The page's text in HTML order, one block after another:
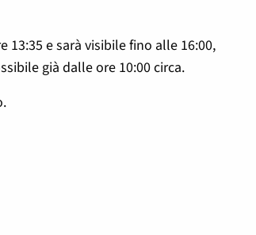
e sarà visibile fino alle 16:00,
già dalle ore 10:00 circa.